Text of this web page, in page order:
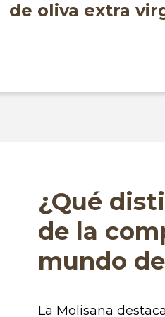
de oliva extra
¿Qué
de la
mundo
La Molisana